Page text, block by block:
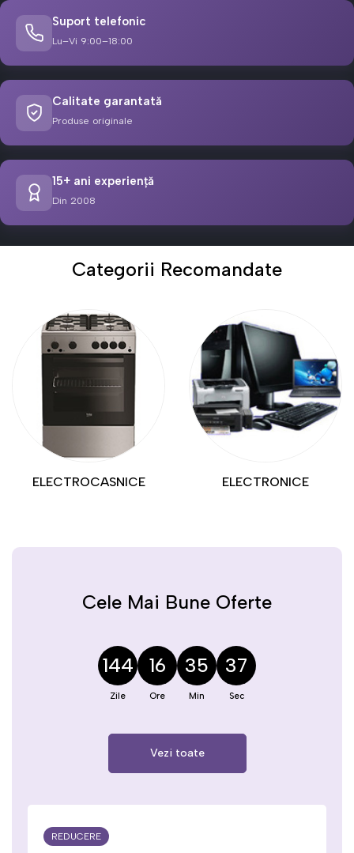
Suport telefonic
Lu–Vi 9:00–18:00
Calitate garantată
Produse originale
15+ ani experiență
Din 2008
Categorii Recomandate
ELECTROCASNICE ELECTRONICE
Cele Mai Bune Oferte
144 16 35 37
Vezi toate
REDUCERE